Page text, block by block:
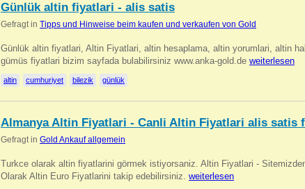
Günlük altin fiyatlari - alis satis
Gefragt in Tipps und Hinweise beim kaufen und verkaufen von Gold
Günlük altin fiyatlari, Altin Fiyatlari, altin hesaplama, altin yorumlari, altin
gümüs fiyatlari bizim sayfada bulabilirsiniz www.anka-gold.de weiterlesen
altin cumhuriyet bilezik günlük
Almanya Altin Fiyatlari - Canli Altin Fiyatlari alis satis
Gefragt in Gold Ankauf allgemein
Turkce olarak altin fiyatlarini görmek istiyorsaniz. Altin Fiyatlari -
Olarak Altin Euro Fiyatlarini takip edebilirsiniz. weiterlesen